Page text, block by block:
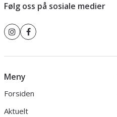
Følg oss på sosiale medier
Meny
Forsiden
Aktuelt